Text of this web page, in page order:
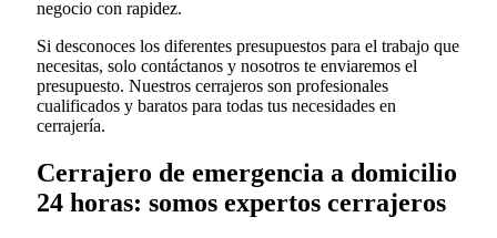
negocio con rapidez.
Si desconoces los diferentes presupuestos para el trabajo que
necesitas, solo contáctanos y nosotros te enviaremos el
presupuesto. Nuestros cerrajeros son profesionales
cualificados y baratos para todas tus necesidades en
cerrajería.
Cerrajero de emergencia a domicilio
24 horas: somos expertos cerrajeros